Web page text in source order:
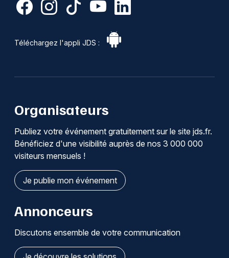
Téléchargez l'appli JDS :
Organisateurs
Publiez votre événement gratuitement sur le site jds.fr.
Bénéficiez d'une visibilité auprès de nos 3 000 000
visiteurs mensuels !
Je publie mon événement
Annonceurs
Discutons ensemble de votre communication